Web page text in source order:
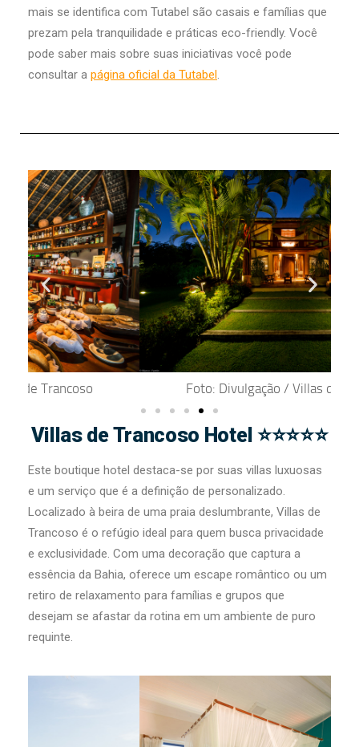
mais se identifica com Tutabel são casais e famílias que
prezam pela tranquilidade e práticas eco-friendly. Você
pode saber mais sobre suas iniciativas você pode
consultar a página oficial da Tutabel.
Foto: Divulgação / Villas de Trancoso
Villas de Trancoso Hotel ⭐⭐⭐⭐⭐
Este boutique hotel destaca-se por suas villas luxuosas
e um serviço que é a definição de personalizado.
Localizado à beira de uma praia deslumbrante, Villas de
Trancoso é o refúgio ideal para quem busca privacidade
e exclusividade. Com uma decoração que captura a
essência da Bahia, oferece um escape romântico ou um
retiro de relaxamento para famílias e grupos que
desejam se afastar da rotina em um ambiente de puro
requinte.